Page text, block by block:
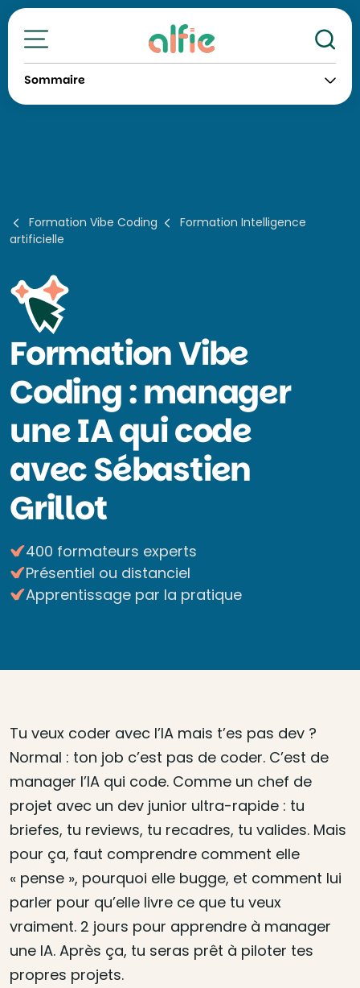
Toutes nos formations
Sommaire
Formation Vibe Coding
Formation Intelligence
artificielle
FormationVibe
Coding : manager
une IA qui code
avec Sébastien
Grillot
400 formateurs experts
Présentiel ou distanciel
Apprentissage par la pratique
Tu veux coder avec l’IA mais t’es pas dev ?
Normal : ton job c’est pas de coder. C’est de
manager l’IA qui code. Comme un chef de
projet avec un dev junior ultra-rapide : tu
briefes, tu reviews, tu recadres, tu valides. Mais
pour ça, faut comprendre comment elle
« pense », pourquoi elle bugge, et comment lui
parler pour qu’elle livre ce que tu veux
vraiment. 2 jours pour apprendre à manager
une IA. Après ça, tu seras prêt à piloter tes
propres projets.